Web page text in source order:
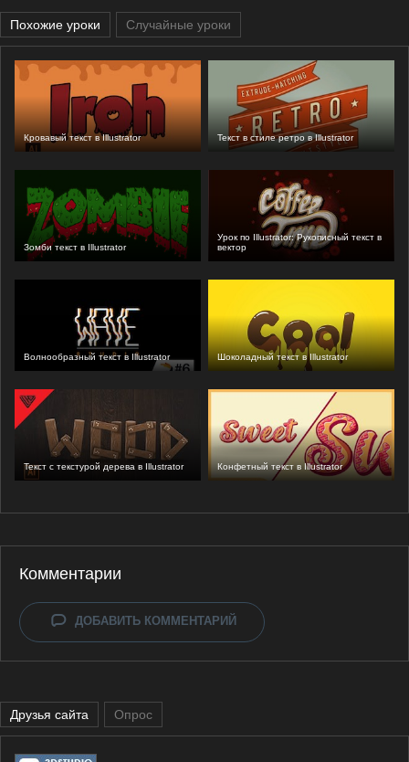
Похожие уроки Случайные уроки
Кровавый текст в Illustrator Текст в стиле ретро в Illustrator
Зомби текст в Illustrator
Урок по Illustrator: Рукописный текст в
вектор
Волнообразный текст в Illustrator Шоколадный текст в Illustrator
Текст с текстурой дерева в Illustrator Конфетный текст в Illustrator
Комментарии
ДОБАВИТЬ КОММЕНТАРИЙ
Друзья сайта Опрос